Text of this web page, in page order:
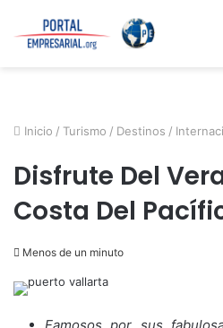
Inicio / Turismo / Destinos /
Disfrute Del
Costa Del
Menos de un minuto